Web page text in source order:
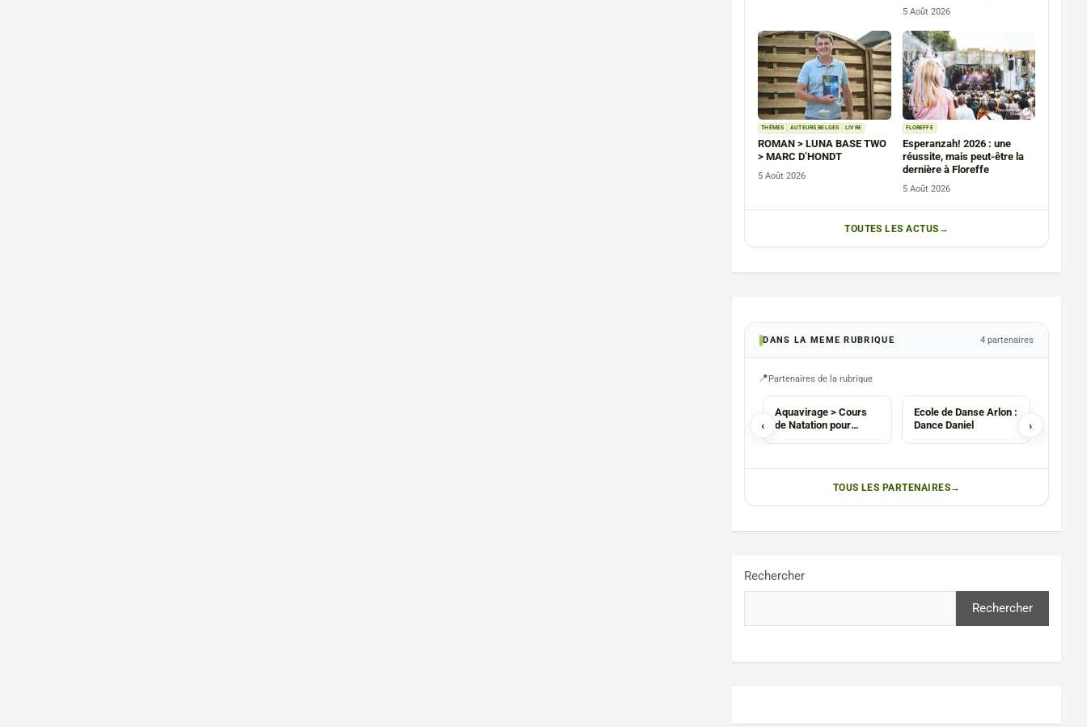
5 Août 2026
THÉMES AUTEURS BELGES LIVRE
ROMAN > LUNA BASE TWO
> MARC D’HONDT
5 Août 2026
FLOREFFE
Esperanzah! 2026 : une
réussite, mais peut-être la
dernière à Floreffe
5 Août 2026
TOUTES LES ACTUS
DANS LA MEME RUBRIQUE 4 partenaires
Partenaires de la rubrique
‹ ›
ASBL
Aquavirage > Cours
de Natation pour
Ecole de Danse Arlon :
Dance Daniel
TOUS LES PARTENAIRES
Rechercher
Rechercher